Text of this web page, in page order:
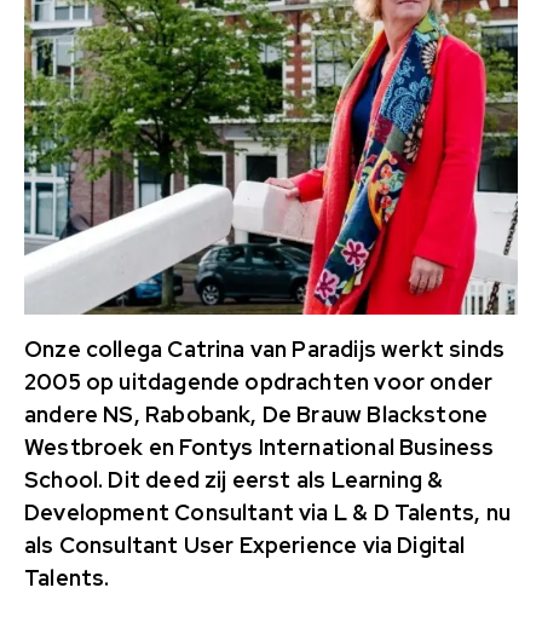
Onze collega Catrina van Paradijs werkt sinds
2005 op uitdagende opdrachten voor onder
andere NS, Rabobank, De Brauw Blackstone
Westbroek en Fontys International Business
School. Dit deed zij eerst als Learning &
Development Consultant via L & D Talents, nu
als Consultant User Experience via Digital
Talents.